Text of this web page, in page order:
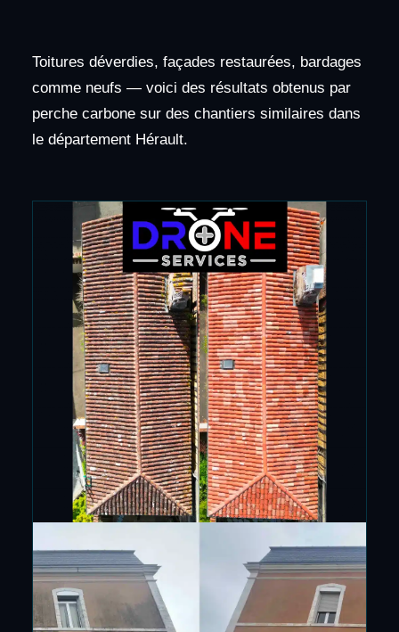
Toitures déverdies, façades restaurées, bardages
comme neufs — voici des résultats obtenus par
perche carbone sur des chantiers similaires dans
le département Hérault.